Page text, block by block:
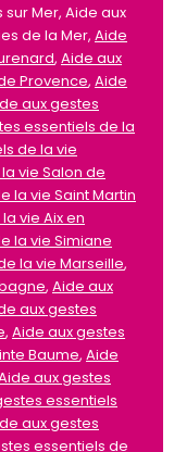
Mer, Aide aux
de la Mer, Aide
, Aide aux
Provence, Aide
aux gestes
essentiels de la
de la vie
vie Salon de
la vie Saint Martin
vie Aix en
la vie Simiane
la vie Marseille,
, Aide aux
aux gestes
, Aide aux gestes
Baume, Aide
aux gestes
essentiels
aux gestes
essentiels de